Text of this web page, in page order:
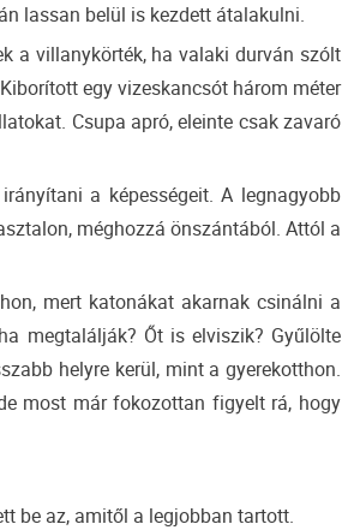
lassan belül is kezdett átalakulni.
a villanykörték, ha valaki durván szólt
egy vizeskancsót három méter
Csupa apró, eleinte csak zavaró
a képességeit. A legnagyobb
méghozzá önszántából. Attól a
mert katonákat akarnak csinálni a
megtalálják? Őt is elviszik? Gyűlölte
helyre kerül, mint a gyerekotthon.
most már fokozottan figyelt rá, hogy
be az, amitől a legjobban tartott.